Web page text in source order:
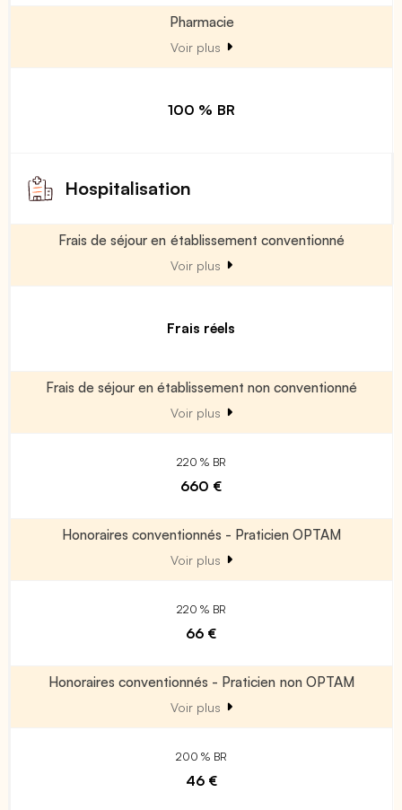
Pharmacie
Voir plus
100 % BR
Hospitalisation
Frais de séjour en établissement conventionné
Voir plus
Frais réels
Frais de séjour en établissement non conventionné
Voir plus
220 % BR
660 €
Honoraires conventionnés - Praticien OPTAM
Voir plus
220 % BR
66 €
Honoraires conventionnés - Praticien non OPTAM
Voir plus
200 % BR
46 €